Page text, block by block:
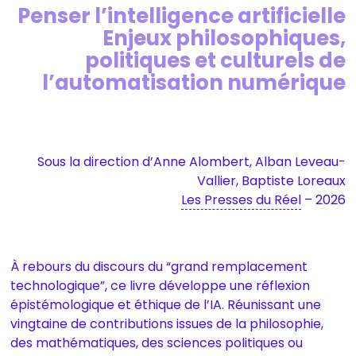
Penser l’intelligence artificielle
Enjeux philosophiques,
politiques et culturels de
l’automatisation numérique
Sous la direction d’Anne Alombert, Alban Leveau-
Vallier, Baptiste Loreaux
Les Presses du Réel – 2026
À rebours du discours du “grand remplacement
technologique”, ce livre développe une réflexion
épistémologique et éthique de l’IA. Réunissant une
vingtaine de contributions issues de la philosophie,
des mathématiques, des sciences politiques ou